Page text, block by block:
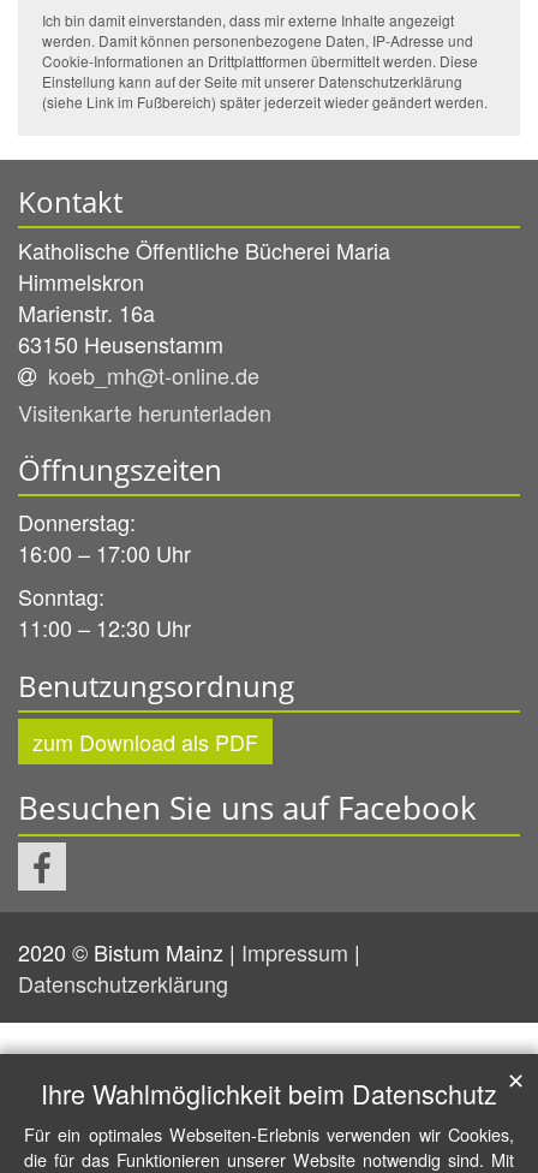
Ich bin damit einverstanden, dass mir externe Inhalte angezeigt
werden. Damit können personenbezogene Daten, IP-Adresse und
Cookie-Informationen an Drittplattformen übermittelt werden. Diese
Einstellung kann auf der Seite mit unserer Datenschutzerklärung
(siehe Link im Fußbereich) später jederzeit wieder geändert werden.
Kontakt
Katholische Öffentliche Bücherei Maria
Himmelskron
Marienstr. 16a
63150 Heusenstamm
koeb_mh@t-online.de
Visitenkarte herunterladen
Öffnungszeiten
Donnerstag:
16:00 – 17:00 Uhr
Sonntag:
11:00 – 12:30 Uhr
Benutzungsordnung
zum Download als PDF
Besuchen Sie uns auf Facebook
2020 © Bistum Mainz | Impressum |
Datenschutzerklärung
Ihre Wahlmöglichkeit beim Datenschutz
Für ein optimales Webseiten-Erlebnis verwenden wir Cookies,
die für das Funktionieren unserer Website notwendig sind. Mit
✕